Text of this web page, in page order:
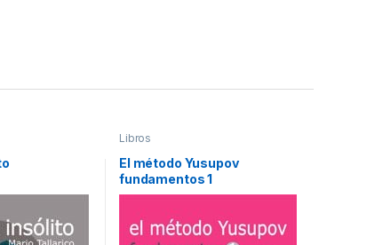
Libros
El método Yusupov
fundamentos 1